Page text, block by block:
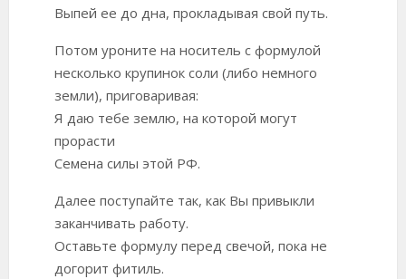
Выпей ее до дна, прокладывая свой путь.
Потом уроните на носитель с формулой
несколько крупинок соли (либо немного
земли), приговаривая:
Я даю тебе землю, на которой могут
прорасти
Семена силы этой РФ.
Далее поступайте так, как Вы привыкли
заканчивать работу.
Оставьте формулу перед свечой, пока не
догорит фитиль.